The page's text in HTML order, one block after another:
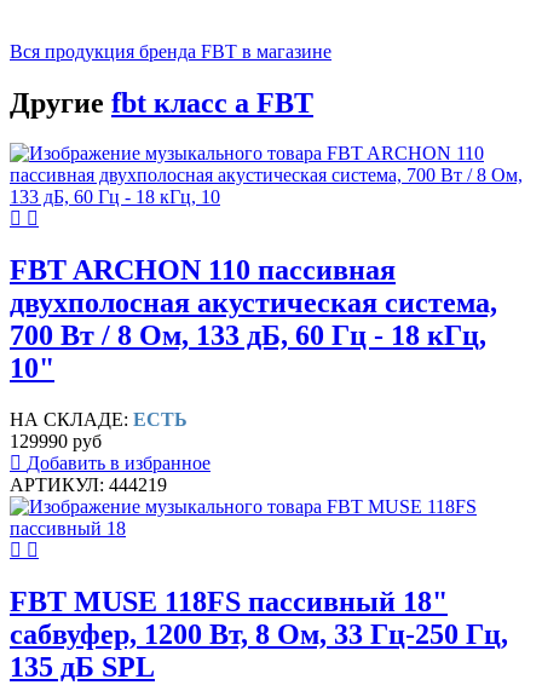
Вся продукция бренда FBT в магазине
Другие fbt класс а FBT
FBT ARCHON 110 пассивная
двухполосная акустическая система,
700 Вт / 8 Ом, 133 дБ, 60 Гц - 18 кГц,
10"
НА СКЛАДЕ: ЕСТЬ
129990 руб
Добавить в избранное
АРТИКУЛ: 444219
FBT MUSE 118FS пассивный 18"
сабвуфер, 1200 Вт, 8 Ом, 33 Гц-250 Гц,
135 дБ SPL